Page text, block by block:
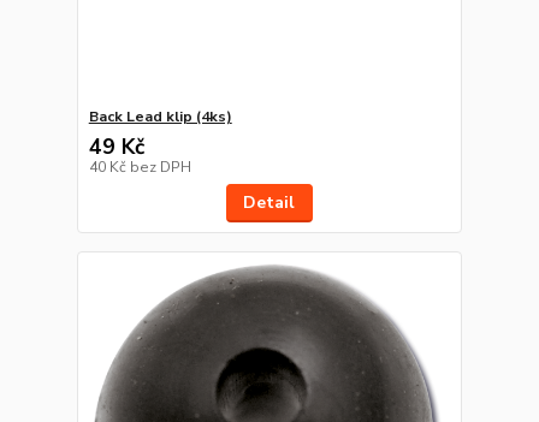
Back Lead klip (4ks)
49 Kč
40 Kč bez DPH
Detail